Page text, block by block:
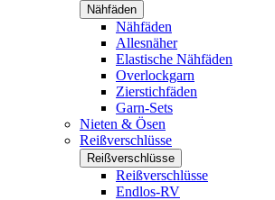
Nähfäden
Nähfäden
Allesnäher
Elastische Nähfäden
Overlockgarn
Zierstichfäden
Garn-Sets
Nieten & Ösen
Reißverschlüsse
Reißverschlüsse
Reißverschlüsse
Endlos-RV